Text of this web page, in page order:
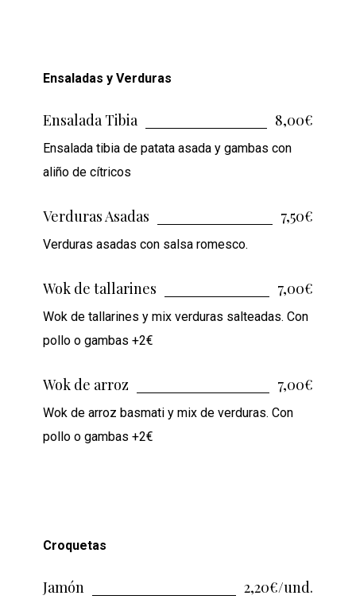
Ensaladas y Verduras
Ensalada Tibia 8,00€
Ensalada tibia de patata asada y gambas con
aliño de cítricos
Verduras Asadas 7,50€
Verduras asadas con salsa romesco.
Wok de tallarines 7,00€
Wok de tallarines y mix verduras salteadas. Con
pollo o gambas +2€
Wok de arroz 7,00€
Wok de arroz basmati y mix de verduras. Con
pollo o gambas +2€
Croquetas
Jamón 2,20€/und.